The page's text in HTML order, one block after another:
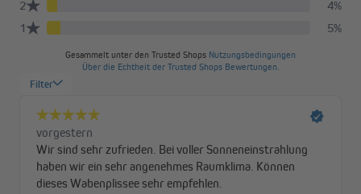
jedes Fenster angepasst werden. Durchdacht ist vor allem die
Spannschnur, die nicht vor dem Fenster hängt, sondern
unauffällig seitlich an der Glasleiste entlangläuft und den
Durchblick freilässt. Die Aluminiumschienen am oberen und
unteren Profil des Plissees veredeln die Konstruktion und
Polyestergewebe mit Wabenstruktur für die perfekte
Verdunkelung sorgt. Durch die innen verlaufenden Schüre wird
zusätzlicher Lichteinfall vermieden. Mit den ergonomischen
Bediengriffen aus Kunststoff lässt sich das Wabenplissee
stufenlos nach oben und unten in die gewünschte Position